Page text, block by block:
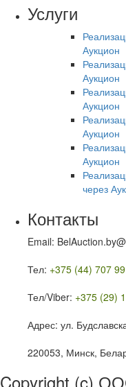
Услуги
Аукцион
Аукцион
Аукцион
Аукцион
Аукцион
через
Контакты
Email:
Тел: +375 (44) 707
Тел/Viber: +375 (29)
Адрес: ул.
220053, Минск,
Copyright (c)